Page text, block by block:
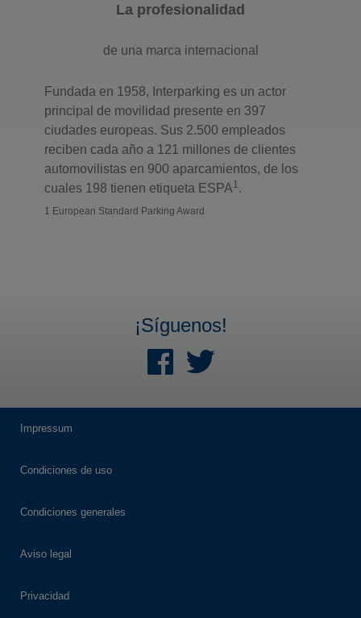
La profesionalidad
de una marca internacional
Fundada en 1958, Interparking es un actor
principal de movilidad presente en 397
ciudades europeas. Sus 2.500 empleados
reciben cada año a 121 millones de clientes
automovilistas en 900 aparcamientos, de los
cuales 198 tienen etiqueta ESPA1.
1 European Standard Parking Award
¡Síguenos!
Impressum
Condiciones de uso
Condiciones generales
Aviso legal
Privacidad